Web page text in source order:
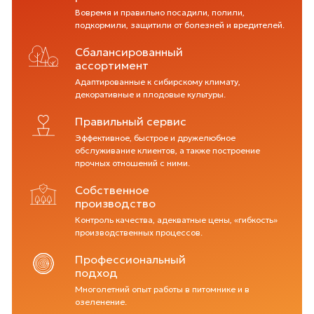
Вовремя и правильно посадили, полили,
подкормили, защитили от болезней и вредителей.
Сбалансированный
ассортимент
Адаптированные к сибирскому климату,
декоративные и плодовые культуры.
Правильный сервис
Эффективное, быстрое и дружелюбное
обслуживание клиентов, а также построение
прочных отношений с ними.
Собственное
производство
Контроль качества, адекватные цены, «гибкость»
производственных процессов.
Профессиональный
подход
Многолетний опыт работы в питомнике и в
озеленение.